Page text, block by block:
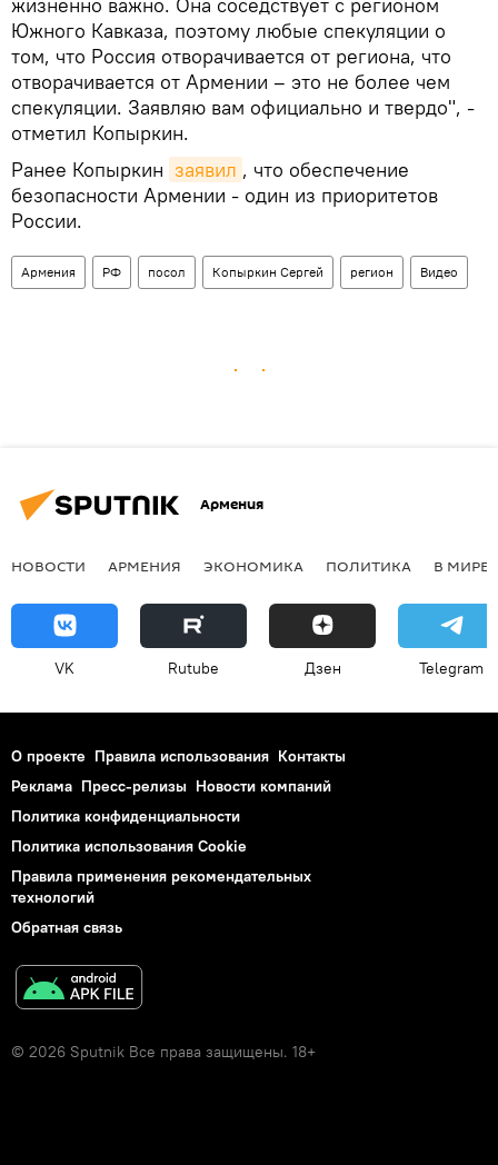
Южного Кавказа, поэтому любые спекуляции о
том, что Россия отворачивается от региона, что
отворачивается от Армении – это не более чем
спекуляции. Заявляю вам официально и твердо", -
отметил Копыркин.
Ранее Копыркин заявил , что обеспечение
безопасности Армении - один из приоритетов
России.
Армения РФ посол Копыркин Сергей регион Видео
Армения
НОВОСТИ АРМЕНИЯ ЭКОНОМИКА ПОЛИТИКА В МИРЕ
VK Rutube Дзен Telegram
О проекте Правила использования Контакты
Реклама Пресс-релизы Новости компаний
Политика конфиденциальности
Политика использования Cookie
Правила применения рекомендательных
технологий
Обратная связь
© 2026 Sputnik Все права защищены. 18+